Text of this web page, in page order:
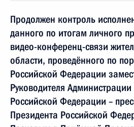
Продолжен контроль
данного по итогам личного
видео-конференц-связи
области, проведённого по
Российской Федерации
Руководителя
Российской Федерации –
Президента Российской